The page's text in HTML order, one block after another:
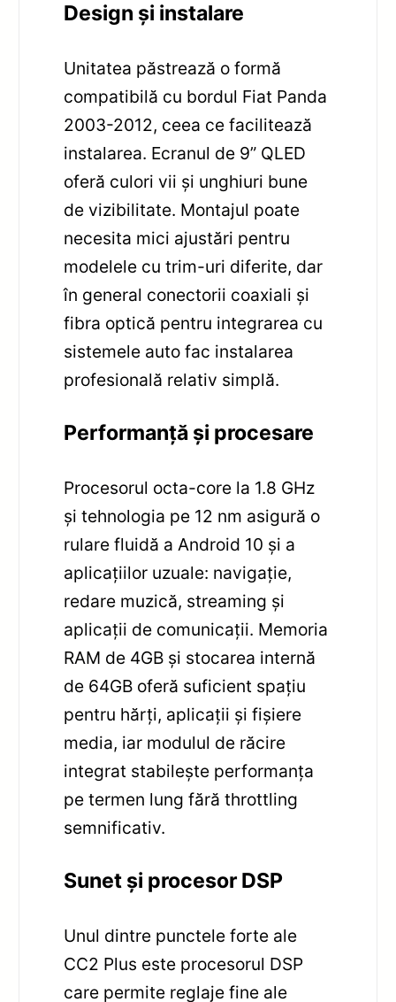
Design și instalare
Unitatea păstrează o formă
compatibilă cu bordul Fiat Panda
2003-2012, ceea ce facilitează
instalarea. Ecranul de 9” QLED
oferă culori vii și unghiuri bune
de vizibilitate. Montajul poate
necesita mici ajustări pentru
modelele cu trim-uri diferite, dar
în general conectorii coaxiali și
fibra optică pentru integrarea cu
sistemele auto fac instalarea
profesională relativ simplă.
Performanță și procesare
Procesorul octa-core la 1.8 GHz
și tehnologia pe 12 nm asigură o
rulare fluidă a Android 10 și a
aplicațiilor uzuale: navigație,
redare muzică, streaming și
aplicații de comunicații. Memoria
RAM de 4GB și stocarea internă
de 64GB oferă suficient spațiu
pentru hărți, aplicații și fișiere
media, iar modulul de răcire
integrat stabilește performanța
pe termen lung fără throttling
semnificativ.
Sunet și procesor DSP
Unul dintre punctele forte ale
CC2 Plus este procesorul DSP
care permite reglaje fine ale